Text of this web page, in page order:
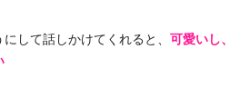
して話しかけてくれると、 可愛いし、